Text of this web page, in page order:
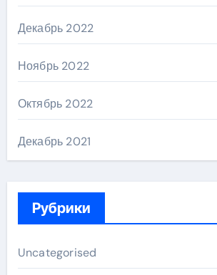
Декабрь 2022
Ноябрь 2022
Октябрь 2022
Декабрь 2021
Рубрики
Uncategorised